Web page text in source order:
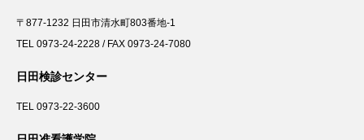
〒877-1232 日田市清水町803番地-1
TEL 0973-24-2228 / FAX 0973-24-7080
日田検診センター
TEL 0973-22-3600